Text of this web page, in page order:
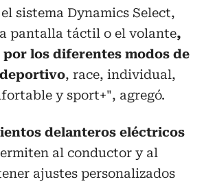
sistema Dynamics Select,
pantalla táctil o el volante,
los diferentes modos de
, race, individual,
y sport+", agregó.
delanteros eléctricos
al conductor y al
ajustes personalizados